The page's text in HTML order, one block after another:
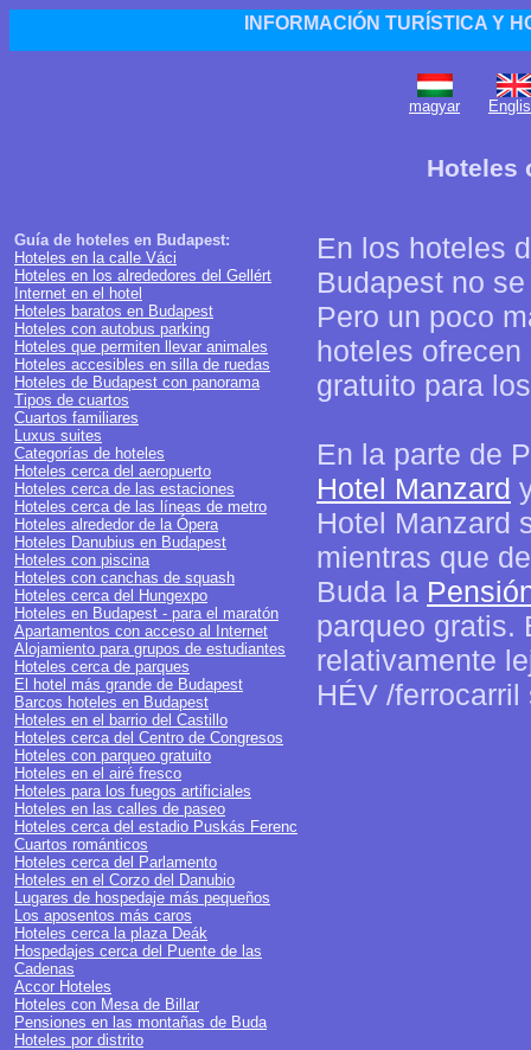
INFORMACIÓN TURÍSTICA Y
magyar
Hoteles
Guía de hoteles en Budapest:
Hoteles en la calle Váci
Hoteles en los alrededores del Gellért
Internet en el hotel
Hoteles baratos en Budapest
Hoteles con autobus parking
Hoteles que permiten llevar animales
Hoteles accesibles en silla de ruedas
Hoteles de Budapest con panorama
Tipos de cuartos
Cuartos familiares
Luxus suites
Categorías de hoteles
Hoteles cerca del aeropuerto
Hoteles cerca de las estaciones
Hoteles cerca de las líneas de metro
Hoteles alrededor de la Ópera
Hoteles Danubius en Budapest
Hoteles con piscina
Hoteles con canchas de squash
Hoteles cerca del Hungexpo
Hoteles en Budapest - para el maratón
Apartamentos con acceso al Internet
Alojamiento para grupos de estudiantes
Hoteles cerca de parques
El hotel más grande de Budapest
Barcos hoteles en Budapest
Hoteles en el barrio del Castillo
Hoteles cerca del Centro de Congresos
Hoteles con parqueo gratuito
Hoteles en el airé fresco
Hoteles para los fuegos artificiales
Hoteles en las calles de paseo
Hoteles cerca del estadio Puskás Ferenc
Cuartos románticos
Hoteles cerca del Parlamento
Hoteles en el Corzo del Danubio
Lugares de hospedaje más pequeños
Los aposentos más caros
Hoteles cerca la plaza Deák
Hospedajes cerca del Puente de las
Cadenas
Accor Hoteles
Hoteles con Mesa de Billar
Pensiones en las montañas de Buda
Hoteles por distrito
En los hoteles
Budapest no
Pero un poco
hoteles
gratuito para
En la parte de
Hotel Manzard
Hotel Manzard
mientras que
Buda la
parqueo gratis.
relativamente
HÉV /